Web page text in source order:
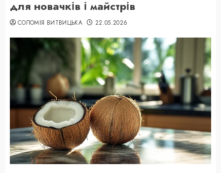
для новачків і майстрів
СОЛОМІЯ ВИТВИЦЬКА 22.05.2026